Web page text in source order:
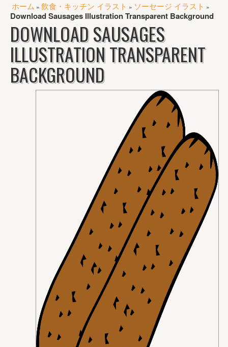
ホーム » 飲食・キッチン イラスト » ソーセージ イラスト »
Download Sausages Illustration Transparent Background
DOWNLOAD SAUSAGES
ILLUSTRATION TRANSPARENT
BACKGROUND